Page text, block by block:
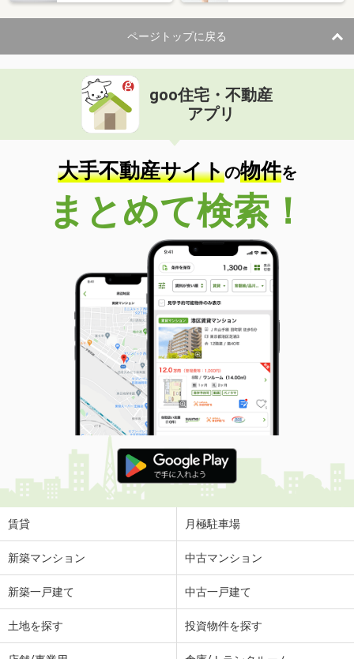
ページトップに戻る
goo住宅・不動産
アプリ
大手不動産サイトの物件を
まとめて検索！
賃貸 月極駐車場
新築マンション 中古マンション
新築一戸建て 中古一戸建て
土地を探す 投資物件を探す